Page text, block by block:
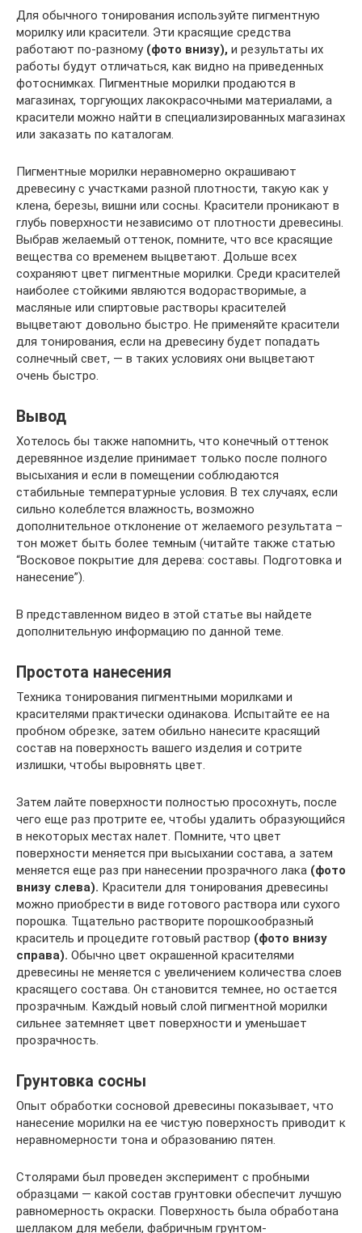
Для обычного тонирования используйте пигментную
морилку или красители. Эти красящие средства
работают по-разному (фото внизу), и результаты их
работы будут отличаться, как видно на приведенных
фотоснимках. Пигментные морилки продаются в
магазинах, торгующих лакокрасочными материалами, а
красители можно найти в специализированных магазинах
или заказать по каталогам.
Пигментные морилки неравномерно окрашивают
древесину с участками разной плотности, такую как у
клена, березы, вишни или сосны. Красители проникают в
глубь поверхности независимо от плотности древесины.
Выбрав желаемый оттенок, помните, что все красящие
вещества со временем выцветают. Дольше всех
сохраняют цвет пигментные морилки. Среди красителей
наиболее стойкими являются водорастворимые, а
масляные или спиртовые растворы красителей
выцветают довольно быстро. Не применяйте красители
для тонирования, если на древесину будет попадать
солнечный свет, — в таких условиях они выцветают
очень быстро.
Вывод
Хотелось бы также напомнить, что конечный оттенок
деревянное изделие принимает только после полного
высыхания и если в помещении соблюдаются
стабильные температурные условия. В тех случаях, если
сильно колеблется влажность, возможно
дополнительное отклонение от желаемого результата –
тон может быть более темным (читайте также статью
“Восковое покрытие для дерева: составы. Подготовка и
нанесение”).
В представленном видео в этой статье вы найдете
дополнительную информацию по данной теме.
Простота нанесения
Техника тонирования пигментными морилками и
красителями практически одинакова. Испытайте ее на
пробном обрезке, затем обильно нанесите красящий
состав на поверхность вашего изделия и сотрите
излишки, чтобы выровнять цвет.
Затем лайте поверхности полностью просохнуть, после
чего еще раз протрите ее, чтобы удалить образующийся
в некоторых местах налет. Помните, что цвет
поверхности меняется при высыхании состава, а затем
меняется еще раз при нанесении прозрачного лака (фото
внизу слева). Красители для тонирования древесины
можно приобрести в виде готового раствора или сухого
порошка. Тщательно растворите порошкообразный
краситель и процедите готовый раствор (фото внизу
справа). Обычно цвет окрашенной красителями
древесины не меняется с увеличением количества слоев
красящего состава. Он становится темнее, но остается
прозрачным. Каждый новый слой пигментной морилки
сильнее затемняет цвет поверхности и уменьшает
прозрачность.
Грунтовка сосны
Опыт обработки сосновой древесины показывает, что
нанесение морилки на ее чистую поверхность приводит к
неравномерности тона и образованию пятен.
Столярами был проведен эксперимент с пробными
образцами — какой состав грунтовки обеспечит лучшую
равномерность окраски. Поверхность была обработана
шеллаком для мебели, фабричным грунтом-